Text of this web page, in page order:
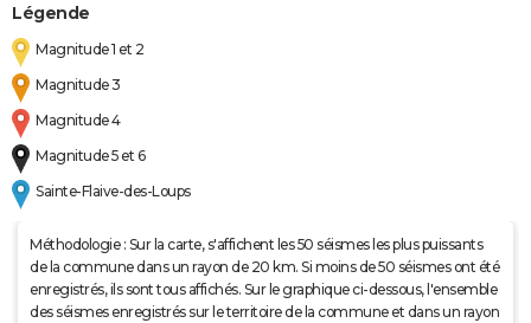
Légende
Magnitude 1 et 2
Magnitude 3
Magnitude 4
Magnitude 5 et 6
Sainte-Flaive-des-Loups
Méthodologie : Sur la carte, s'affichent les 50 séismes les plus puissants
de la commune dans un rayon de 20 km. Si moins de 50 séismes ont été
enregistrés, ils sont tous affichés. Sur le graphique ci-dessous, l'ensemble
des séismes enregistrés sur le territoire de la commune et dans un rayon